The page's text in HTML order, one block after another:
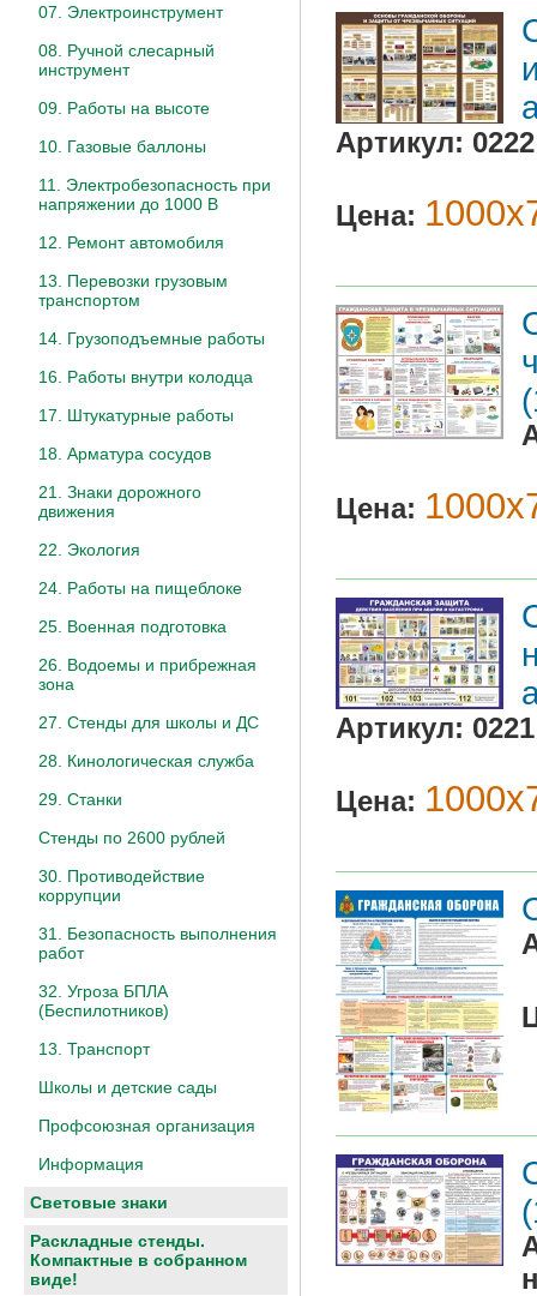
07. Электроинструмент
08. Ручной слесарный
инструмент
09. Работы на высоте
10. Газовые баллоны
11. Электробезопасность при
напряжении до 1000 В
12. Ремонт автомобиля
13. Перевозки грузовым
транспортом
14. Грузоподъемные работы
16. Работы внутри колодца
17. Штукатурные работы
18. Арматура сосудов
21. Знаки дорожного
движения
22. Экология
24. Работы на пищеблоке
25. Военная подготовка
26. Водоемы и прибрежная
зона
27. Стенды для школы и ДС
28. Кинологическая служба
29. Станки
Стенды по 2600 рублей
30. Противодействие
коррупции
31. Безопасность выполнения
работ
32. Угроза БПЛА
(Беспилотников)
13. Транспорт
Школы и детские сады
Профсоюзная организация
Информация
Световые знаки
Раскладные стенды.
Компактные в собранном
виде!
Артикул: 0222
Цена:
Цена:
Артикул: 0221
Цена: